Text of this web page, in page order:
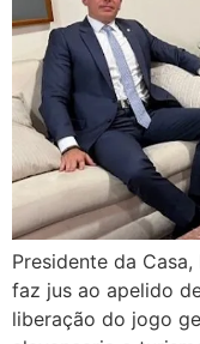
Presidente da
faz jus ao apelido
liberação do jogo